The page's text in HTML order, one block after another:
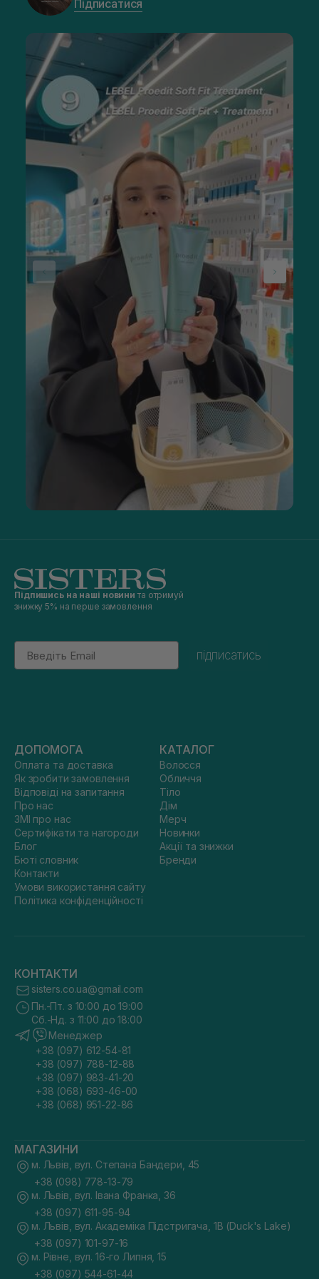
Підписатися
Підпишись на наші новини та отримуй
знижку 5% на перше замовлення
Email
підписатись
ДОПОМОГА
Оплата та доставка
Як зробити замовлення
Відповіді на запитання
Про нас
ЗМІ про нас
Сертифікати та нагороди
Блог
Бюті словник
Контакти
Умови використання сайту
Політика конфіденційності
КАТАЛОГ
Волосся
Обличчя
Тіло
Дім
Мерч
Новинки
Акції та знижки
Бренди
КОНТАКТИ
sisters.co.ua@gmail.com
Пн.-Пт. з 10:00 до 19:00
Сб.-Нд. з 11:00 до 18:00
Менеджер
+38 (097) 612-54-81
+38 (097) 788-12-88
+38 (097) 983-41-20
+38 (068) 693-46-00
+38 (068) 951-22-86
МАГАЗИНИ
м. Львів, вул. Степана Бандери, 45
+38 (098) 778-13-79
м. Львів, вул. Івана Франка, 36
+38 (097) 611-95-94
м. Львів, вул. Академіка Підстригача, 1В (Duck's Lake)
+38 (097) 101-97-16
м. Рівне, вул. 16-го Липня, 15
+38 (097) 544-61-44